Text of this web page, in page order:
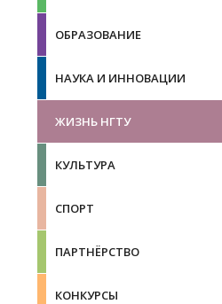
ОБРАЗОВАНИЕ
НАУКА И ИННОВАЦИИ
ЖИЗНЬ НГТУ
КУЛЬТУРА
СПОРТ
ПАРТНЁРСТВО
КОНКУРСЫ